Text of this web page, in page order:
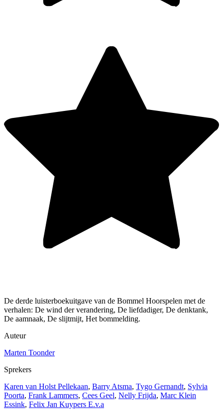
De derde luisterboekuitgave van de Bommel Hoorspelen met de
verhalen: De wind der verandering, De liefdadiger, De denktank,
De aamnaak, De slijtmijt, Het bommelding.
Auteur
Marten Toonder
Sprekers
Karen van Holst Pellekaan, Barry Atsma, Tygo Gernandt, Sylvia
Poorta, Frank Lammers, Cees Geel, Nelly Frijda, Marc Klein
Essink, Felix Jan Kuypers E.v.a